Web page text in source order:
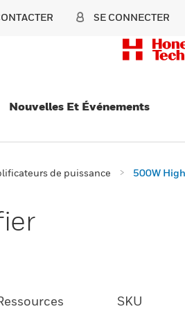
SE CONNECTER
Nouvelles Et Événements
de puissance 500W
SKU